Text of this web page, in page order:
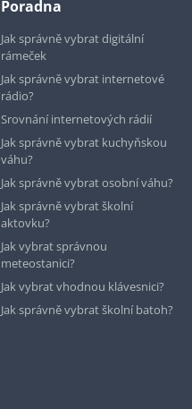
Poradna
Jak správně vybrat digitální
rámeček
Jak správně vybrat internetové
rádio?
Srovnání internetových rádií
Jak správně vybrat kuchyňskou
váhu?
Jak správně vybrat osobní váhu?
Jak správně vybrat školní
aktovku?
Jak vybrat správnou
meteostanici?
Jak vybrat vhodnou klávesnici?
Jak správně vybrat školní batoh?